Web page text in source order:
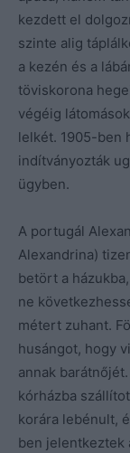
kezdett el
szinte alig
a kezén és a
töviskorona
végéig
lelkét. 1905-ben
indítványozták
ügyben.
A portugál
Alexandrina)
betört a
ne
métert zuhant.
husángot, hogy
annak
kórházba
korára lebénult,
ben jelentkeztek